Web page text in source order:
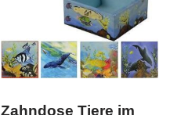
Zahndose Tiere im